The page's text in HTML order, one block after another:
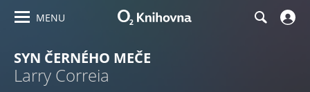
MENU
SYN ČERNÉHO MEČE
Larry Correia